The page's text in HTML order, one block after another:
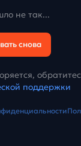
не так...
снова
поддержки